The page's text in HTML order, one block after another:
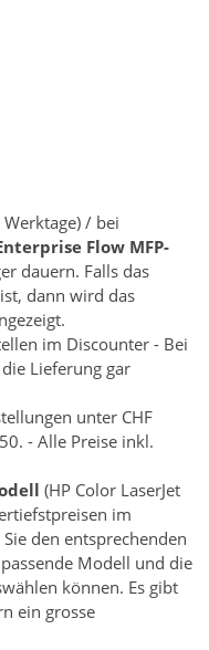
/ bei
Flow MFP-
dauern. Falls das
dann wird das
im Discounter - Bei
Lieferung gar
unter CHF
- Alle Preise inkl.
(HP Color LaserJet
im
den entsprechenden
Modell und die
können. Es gibt
ein grosse